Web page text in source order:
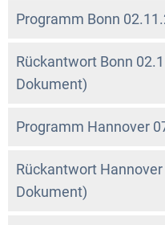
Programm Bonn
Rückantwort Bonn
Dokument)
Programm Hannover
Rückantwort
Dokument)